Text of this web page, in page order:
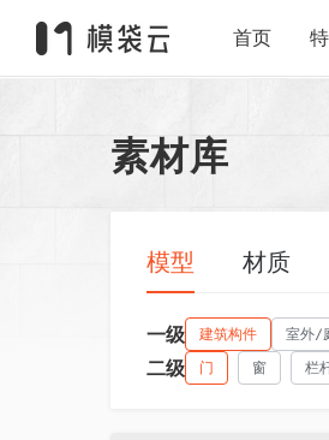
首页
素材库
模型 材质
一级 建筑构件 室外/
二级 门 窗 栏